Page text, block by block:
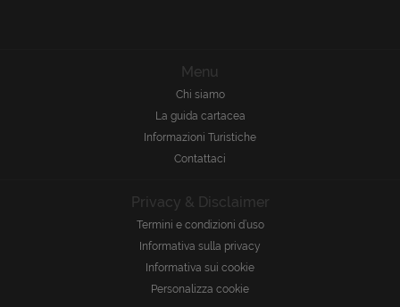
Menu
Chi siamo
La guida cartacea
Informazioni Turistiche
Contattaci
Privacy & Disclaimer
Termini e condizioni d’uso
Informativa sulla privacy
Informativa sui cookie
Personalizza cookie